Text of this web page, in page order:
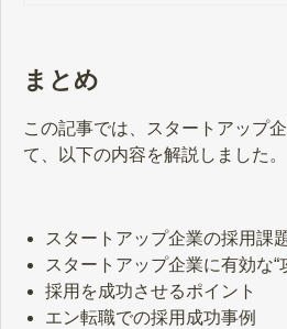
まとめ
この記事では、スタートアップ
て、以下の内容を解説しました。
スタートアップ企業の採用課
スタートアップ企業に有効な“
採用を成功させるポイント
エン転職での採用成功事例